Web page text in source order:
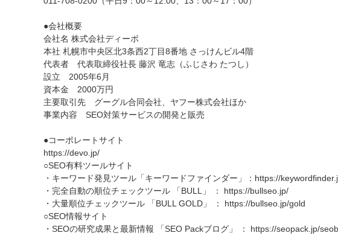
●会社概要
会社名 株式会社ディーボ
本社 札幌市中央区北3条西2丁目8番地 さっけんビル4階
代表者 代表取締役社長 藤沢 竜志（ふじさわ たつし）
設立 2005年6月
資本金 2000万円
主要取引先 グーグル合同会社、ヤフー株式会社ほか
事業内容 SEO対策サービスの開発と販売
●コーポレートサイト
https://devo.jp/
○SEO有料ツールサイト
・キーワード発見ツール「キーワードファインダー」：https://
・完全自動の順位チェックツール 「BULL」 ： https://bullseo.jp/
・大量順位チェックツール 「BULL GOLD」 ： https://bullseo.jp/gold
○SEO情報サイト
・SEOの研究成果と最新情報 「SEO Packブログ」 ： https://seopack.jp/